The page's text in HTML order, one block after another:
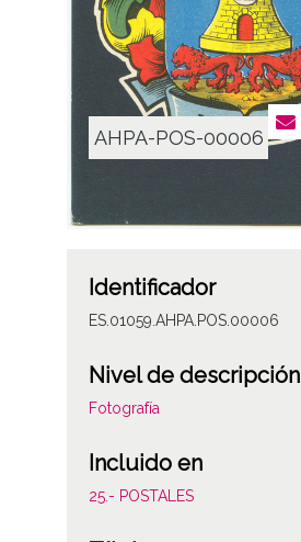
AHPA-POS-00006
Identificador
ES.01059.AHPA.POS.00006
Nivel de descripción
Fotografía
Incluido en
25.- POSTALES